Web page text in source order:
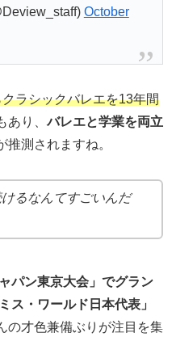
October
ラシックバレエを13年間
あり、バレエと学業を両立
推測されますね。
るなんてすごいんだ
パン東京大会」でグラン
ス・ワールド日本代表」
の才色兼備ぶりが注目を集